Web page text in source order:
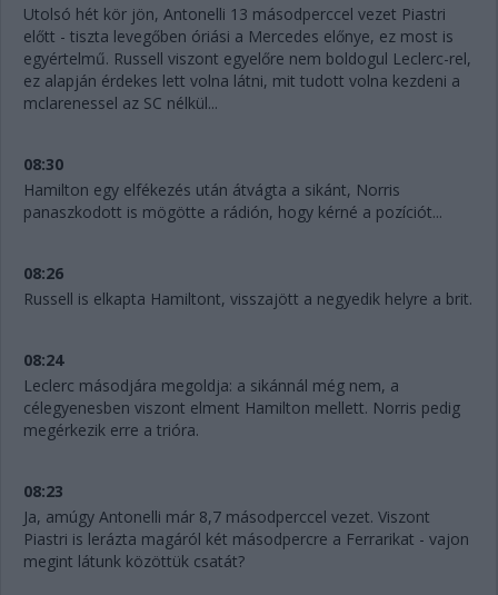
Utolsó hét kör jön, Antonelli 13 másodperccel vezet Piastri
előtt - tiszta levegőben óriási a Mercedes előnye, ez most is
egyértelmű. Russell viszont egyelőre nem boldogul Leclerc-rel,
ez alapján érdekes lett volna látni, mit tudott volna kezdeni a
mclarenessel az SC nélkül...
08:30
Hamilton egy elfékezés után átvágta a sikánt, Norris
panaszkodott is mögötte a rádión, hogy kérné a pozíciót...
08:26
Russell is elkapta Hamiltont, visszajött a negyedik helyre a brit.
08:24
Leclerc másodjára megoldja: a sikánnál még nem, a
célegyenesben viszont elment Hamilton mellett. Norris pedig
megérkezik erre a trióra.
08:23
Ja, amúgy Antonelli már 8,7 másodperccel vezet. Viszont
Piastri is lerázta magáról két másodpercre a Ferrarikat - vajon
megint látunk közöttük csatát?